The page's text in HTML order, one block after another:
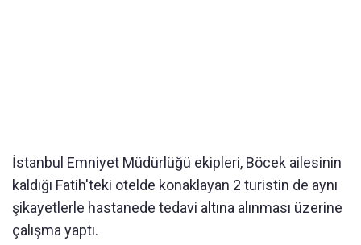
İstanbul Emniyet Müdürlüğü ekipleri, Böcek ailesinin
kaldığı Fatih'teki otelde konaklayan 2 turistin de aynı
şikayetlerle hastanede tedavi altına alınması üzerine
çalışma yaptı.